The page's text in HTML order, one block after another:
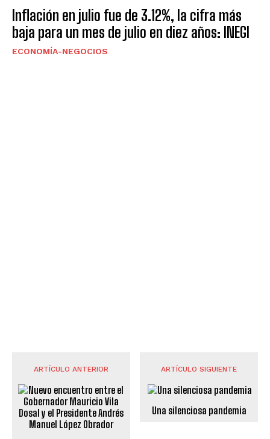
Inflación en julio fue de 3.12%, la cifra más
baja para un mes de julio en diez años: INEGI
ECONOMÍA-NEGOCIOS
ARTÍCULO ANTERIOR ARTÍCULO SIGUIENTE
Una silenciosa pandemia